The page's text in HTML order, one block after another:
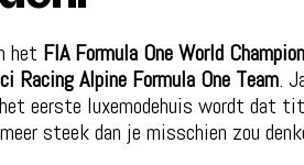
het FIA Formula One World
Racing Alpine Formula One Team.
eerste luxemodehuis wordt dat
steek dan je misschien zou